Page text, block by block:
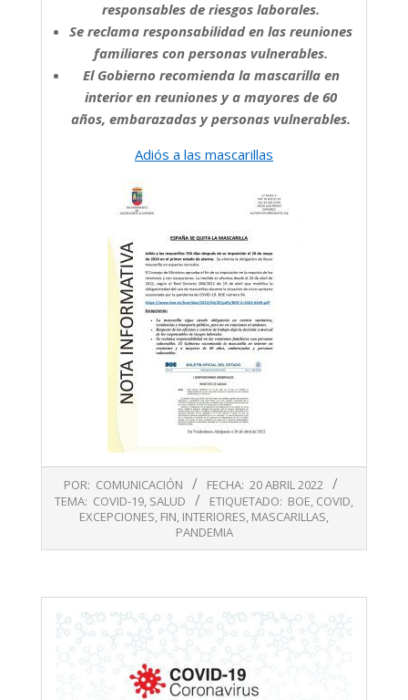
responsables de riesgos laborales.
Se reclama responsabilidad en las reuniones
familiares con personas vulnerables.
El Gobierno recomienda la mascarilla en
interior en reuniones y a mayores de 60
años, embarazadas y personas vulnerables.
Adiós a las mascarillas
04-
POR: COMUNICACIÓN FECHA: 20 ABRIL 2022
TEMA: COVID-19, SALUD ETIQUETADO: BOE, COVID,
EXCEPCIONES, FIN, INTERIORES, MASCARILLAS,
PANDEMIA